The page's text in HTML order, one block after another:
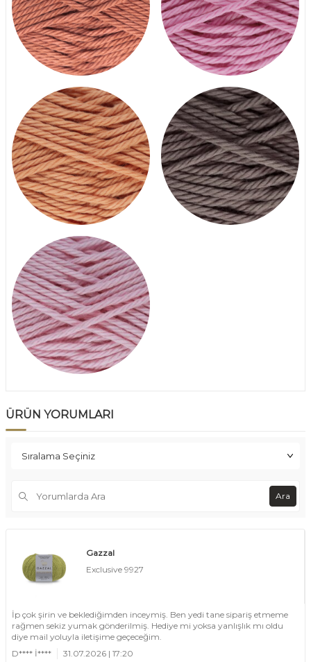
ÜRÜN YORUMLARI
Ara
Gazzal
Exclusive 9927
İp çok şirin ve beklediğimden inceymiş. Ben yedi tane sipariş etmeme
rağmen sekiz yumak gönderilmiş. Hediye mi yoksa yanlışlık mı oldu
diye mail yoluyla iletişime geçeceğim.
D**** İ****
31.07.2026 | 17:20